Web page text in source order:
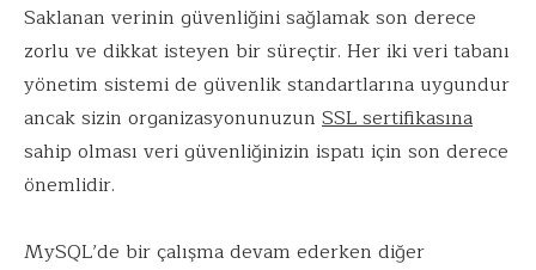
Saklanan verinin güvenliğini sağlamak son derece
zorlu ve dikkat isteyen bir süreçtir. Her iki veri tabanı
yönetim sistemi de güvenlik standartlarına uygundur
ancak sizin organizasyonunuzun SSL sertifikasına
sahip olması veri güvenliğinizin ispatı için son derece
önemlidir.
MySQL’de bir çalışma devam ederken diğer